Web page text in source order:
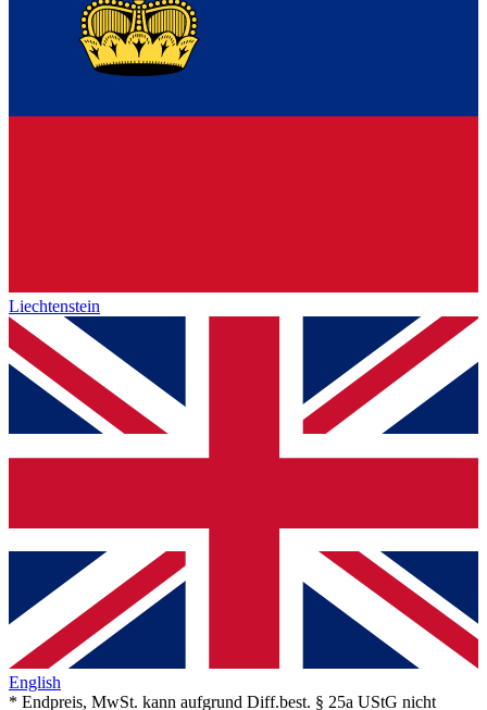
Liechtenstein
English
* Endpreis, MwSt. kann aufgrund Diff.best. § 25a UStG nicht